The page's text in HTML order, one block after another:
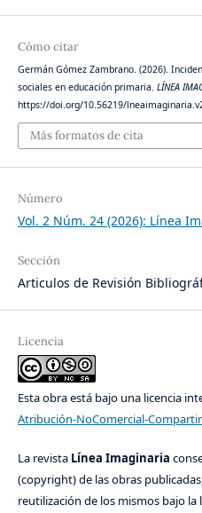
Cómo citar
Germán Gómez Zambrano. (2026).
sociales en educación primaria. LÍNEA
https://doi.org/10.56219/
Más formatos de cita
Número
Vol. 2 Núm. 24 (2026): Línea
Sección
Articulos de Revisión
Licencia
Esta obra está bajo una licencia
Atribución-NoComercial-
La revista Línea Imaginaria
(copyright) de las obras
reutilización de los mismos bajo la